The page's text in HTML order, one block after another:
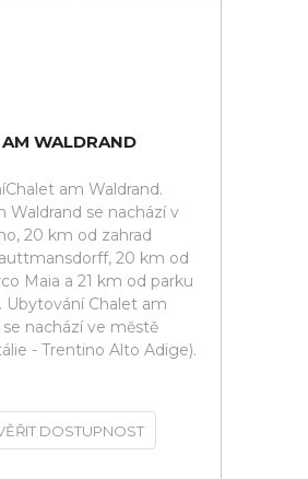
WALDRAND
am Waldrand.
Waldrand se nachází v
20 km od zahrad
20 km od
Maia a 21 km od parku
Ubytování Chalet am
nachází ve městě
- Trentino Alto Adige).
DOSTUPNOST